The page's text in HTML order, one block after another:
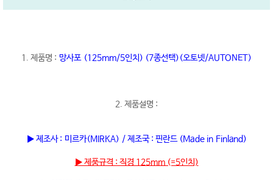
1. 제품명 : 망사포 (125mm/5인치) (7종선택)(오토넷/AUTONET)
2. 제품설명 :
▶ 제조사 : 미르카(MIRKA) / 제조국 : 핀란드 (Made in Finland)
▶ 제품규격 : 직경 125mm (=5인치)